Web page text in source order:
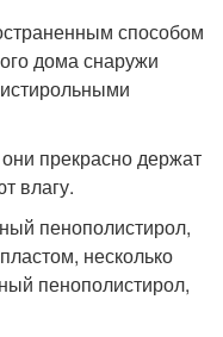
способом
дома снаружи
прекрасно держат
влагу.
пенополистирол,
несколько
пенополистирол,